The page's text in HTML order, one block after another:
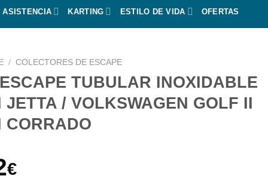
ASISTENCIA KARTING ESTILO DE VIDA OFERTAS
/ COLECTORES DE ESCAPE
TUBULAR INOXIDABLE
JETTA / VOLKSWAGEN GOLF II
CORRADO
€El